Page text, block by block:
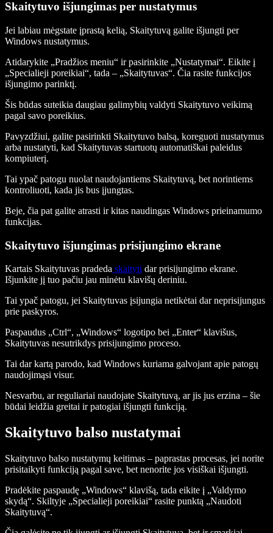
Skaitytuvo išjungimas per nustatymus
Jei labiau mėgstate įprastą kelią, Skaitytuvą galite išjungti per
Windows nustatymus.
Atidarykite „Pradžios meniu“ ir pasirinkite „Nustatymai“. Eikite į
„Specialieji poreikiai“, tada – „Skaitytuvas“. Čia rasite funkcijos
išjungimo parinktį.
Šis būdas suteikia daugiau galimybių valdyti Skaitytuvo veikimą
pagal savo poreikius.
Pavyzdžiui, galite pasirinkti Skaitytuvo balsą, koreguoti nustatymus
arba nustatyti, kad Skaitytuvas startuotų automatiškai paleidus
kompiuterį.
Tai ypač patogu nuolat naudojantiems Skaitytuvą, bet norintiems
kontroliuoti, kada jis bus įjungtas.
Beje, čia pat galite atrasti ir kitas naudingas Windows prieinamumo
funkcijas.
Skaitytuvo išjungimas prisijungimo ekrane
Kartais Skaitytuvas pradeda skaityti dar prisijungimo ekrane.
Išjunkite jį tuo pačiu jau minėtu klavišų deriniu.
Tai ypač patogu, jei Skaitytuvas įsijungia netikėtai dar neprisijungus
prie paskyros.
Paspaudus „Ctrl“, „Windows“ logotipo bei „Enter“ klavišus,
Skaitytuvas nesutrikdys prisijungimo proceso.
Tai dar kartą parodo, kad Windows kuriama galvojant apie patogų
naudojimąsi visur.
Nesvarbu, ar reguliariai naudojate Skaitytuvą, ar jis jus erzina – šie
būdai leidžia greitai ir patogiai išjungti funkciją.
Skaitytuvo balso nustatymai
Skaitytuvo balso nustatymų keitimas – paprastas procesas, jei norite
prisitaikyti funkciją pagal save, bet nenorite jos visiškai išjungti.
Pradėkite paspaudę „Windows“ klavišą, tada eikite į „Valdymo
skydą“. Skiltyje „Specialieji poreikiai“ rasite punktą „Naudoti
Skaitytuvą“.